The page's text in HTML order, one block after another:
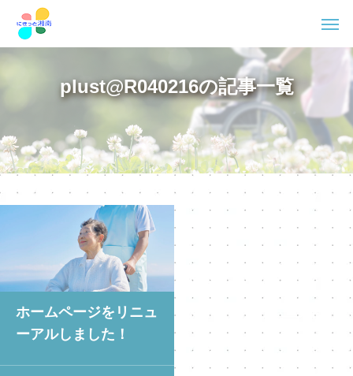
plust@R040216の記事一覧
ホームページをリニュ
ーアルしました！